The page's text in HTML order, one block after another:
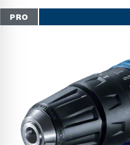
PRO